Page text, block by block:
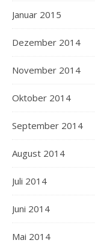
Januar 2015
Dezember 2014
November 2014
Oktober 2014
September 2014
August 2014
Juli 2014
Juni 2014
Mai 2014